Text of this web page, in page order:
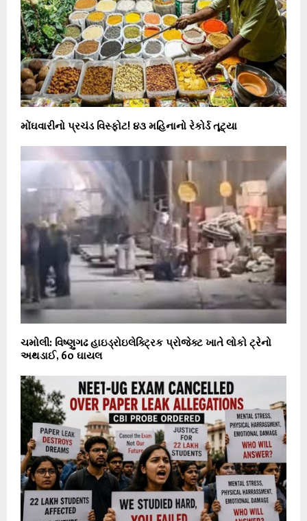
મોંઘવારીનો પ્રચંડ વિસ્ફોટ! ૪૩ મહિનાનો રેકોર્ડ તૂટ્યા
ચમોલી: વિષ્ણુગઢ હાઇડ્રોઇલેક્ટ્રિક પ્રોજેક્ટ ખાતે લોકો ટ્રેનો
અથડાઈ, 60 ઘાયલ